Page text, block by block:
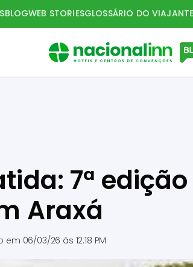
BLOGWEB STORIESGLOSSÁRIO DO VIAJANTE
7ª
Araxá
em 06/03/26 às 12:18 PM